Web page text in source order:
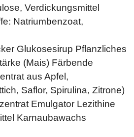
Verdickungsmittel
Natriumbenzoat,
Glukosesirup Pflanzliches
(Mais) Färbende
aus Apfel,
Saflor, Spirulina, Zitrone)
Emulgator Lezithine
Karnaubawachs